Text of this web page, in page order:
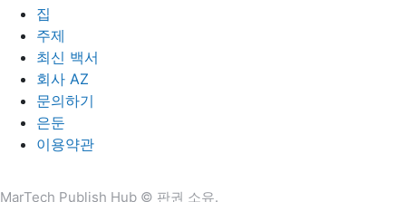
집
주제
최신 백서
회사 AZ
문의하기
은둔
이용약관
MarTech Publish Hub © 판권 소유.